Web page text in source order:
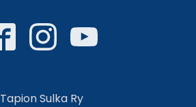
Tapion Sulka Ry